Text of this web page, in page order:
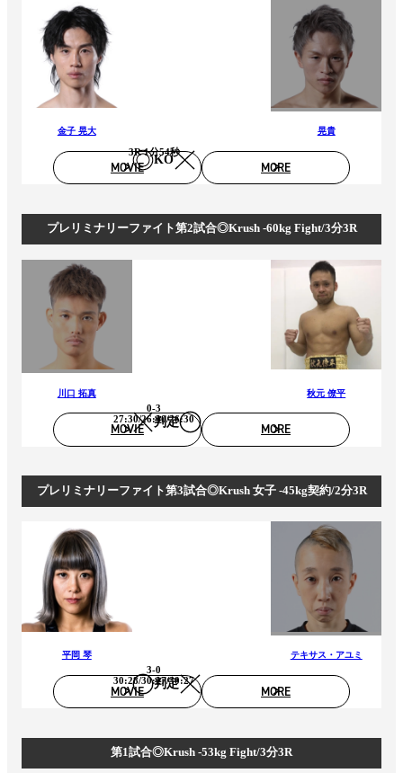
金子 晃大
KO
3R 1分54秒
晃貴
MOVIE MORE
プレリミナリーファイト第2試合◎Krush -60kg Fight/3分3R
川口 拓真
判定
0-3
27:30/26:30/26:30
秋元 僚平
MOVIE MORE
プレリミナリーファイト第3試合◎Krush 女子 -45kg契約/2分3R
平岡 琴
判定
3-0
30:28/30:27/30:27
テキサス・アユミ
MOVIE MORE
第1試合◎Krush -53kg Fight/3分3R